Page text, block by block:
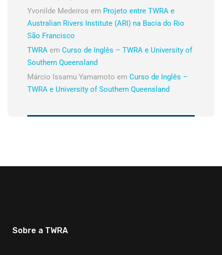
Yvonilde Medeiros em Projeto entre TWRA e
Australian Rivers Institute (ARI) na Bacia do Rio
São Francisco
TWRA em Curso de Inglês – TWRA e University of
Southern Queensland
Márcio Issamu Yamamoto em Curso de Inglês –
TWRA e University of Southern Queensland
Sobre a TWRA